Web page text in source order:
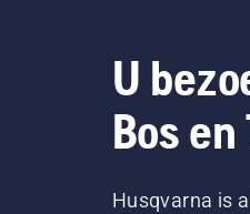
U
Bos
Husqvarna is